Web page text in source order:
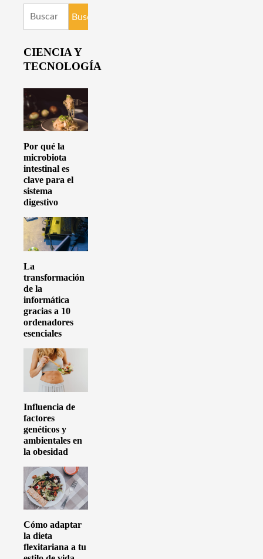
Buscar:
CIENCIA Y
TECNOLOGÍA
Por qué la
microbiota
intestinal es
clave para el
sistema
digestivo
La
transformación
de la
informática
gracias a 10
ordenadores
esenciales
Influencia de
factores
genéticos y
ambientales en
la obesidad
Cómo adaptar
la dieta
flexitariana a tu